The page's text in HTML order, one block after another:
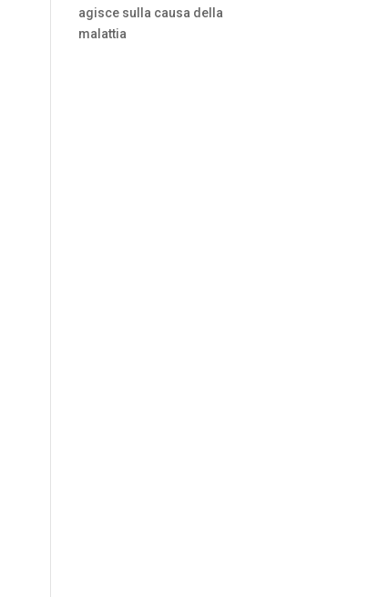
agisce sulla causa della
malattia